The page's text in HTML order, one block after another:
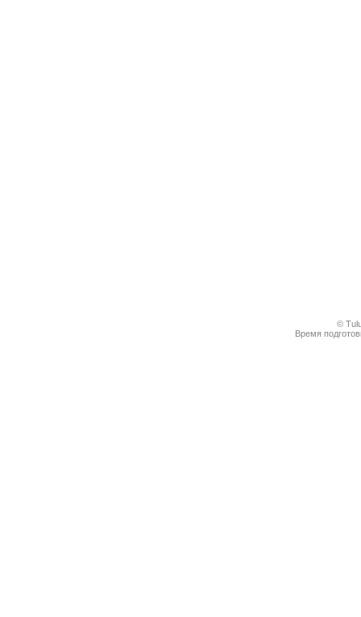
©
Время